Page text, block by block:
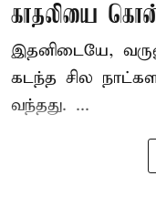
காதலியை
இதனிடையே,
கடந்த சில
வந்தது. ...